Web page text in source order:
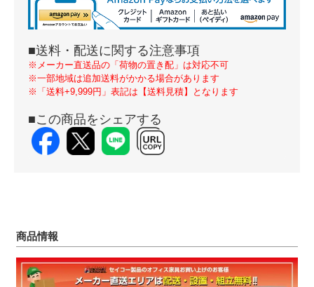
■送料・配送に関する注意事項
※メーカー直送品の「荷物の置き配」は対応不可
※一部地域は追加送料がかかる場合があります
※「送料+9,999円」表記は【送料見積】となります
■この商品をシェアする
商品情報